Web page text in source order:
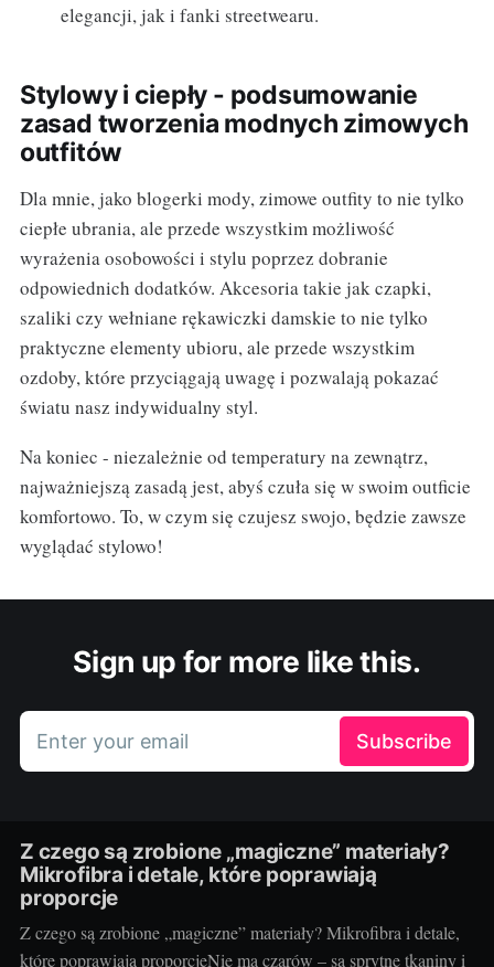
elegancji, jak i fanki streetwearu.
Stylowy i ciepły - podsumowanie
zasad tworzenia modnych zimowych
outfitów
Dla mnie, jako blogerki mody, zimowe outfity to nie tylko
ciepłe ubrania, ale przede wszystkim możliwość
wyrażenia osobowości i stylu poprzez dobranie
odpowiednich dodatków. Akcesoria takie jak czapki,
szaliki czy wełniane rękawiczki damskie to nie tylko
praktyczne elementy ubioru, ale przede wszystkim
ozdoby, które przyciągają uwagę i pozwalają pokazać
światu nasz indywidualny styl.
Na koniec - niezależnie od temperatury na zewnątrz,
najważniejszą zasadą jest, abyś czuła się w swoim outficie
komfortowo. To, w czym się czujesz swojo, będzie zawsze
wyglądać stylowo!
Sign up for more like this.
Enter your email Subscribe
Z czego są zrobione „magiczne” materiały?
Mikrofibra i detale, które poprawiają
proporcje
Z czego są zrobione „magiczne” materiały? Mikrofibra i detale,
które poprawiają proporcjeNie ma czarów – są sprytne tkaniny i